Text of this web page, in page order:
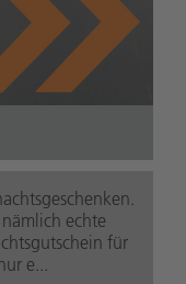
nämlich echte
für
e...